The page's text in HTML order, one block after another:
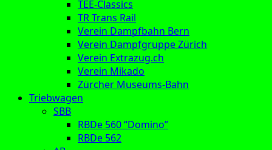
TEE-Classics
TR Trans Rail
Verein Dampfbahn Bern
Verein Dampfgruppe Zürich
Verein Extrazug.ch
Verein Mikado
Zürcher Museums-Bahn
Triebwagen
SBB
RBDe 560 “Domino”
RBDe 562